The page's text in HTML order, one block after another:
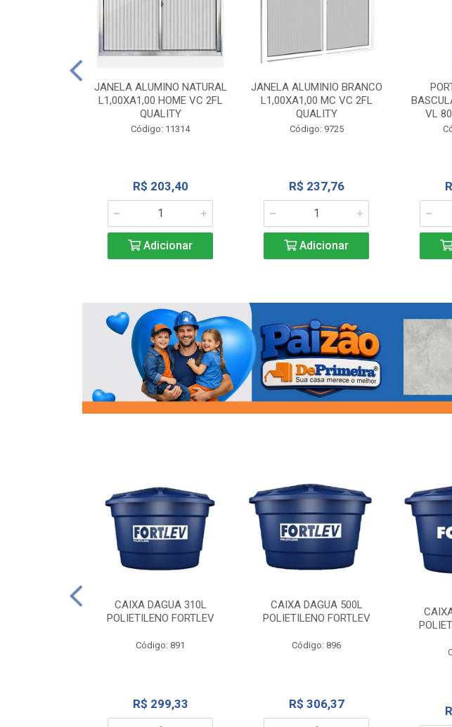
JANELA ALUMINO NATURAL
L1,00XA1,00 HOME VC 2FL
QUALITY
Código: 11314
R$ 203,40
Adicionar
JANELA ALUMINIO BRANCO
L1,00XA1,00 MC VC 2FL
QUALITY
Código: 9725
R$ 237,76
Adicionar
VL
CAIXA DAGUA 310L
POLIETILENO FORTLEV
Código: 891
R$ 299,33
CAIXA DAGUA 500L
POLIETILENO FORTLEV
Código: 896
R$ 306,37